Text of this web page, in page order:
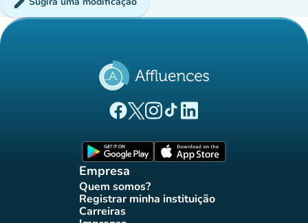
(novo separador)
(novo separador)
(novo separador)
(novo separador)
(novo separador)
Empresa
Quem somos?(novo separador)
Registrar minha instituição
(novo separador)
Carreiras(novo separador)